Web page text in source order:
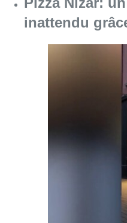
Consulter
Foire du
rendez-vous